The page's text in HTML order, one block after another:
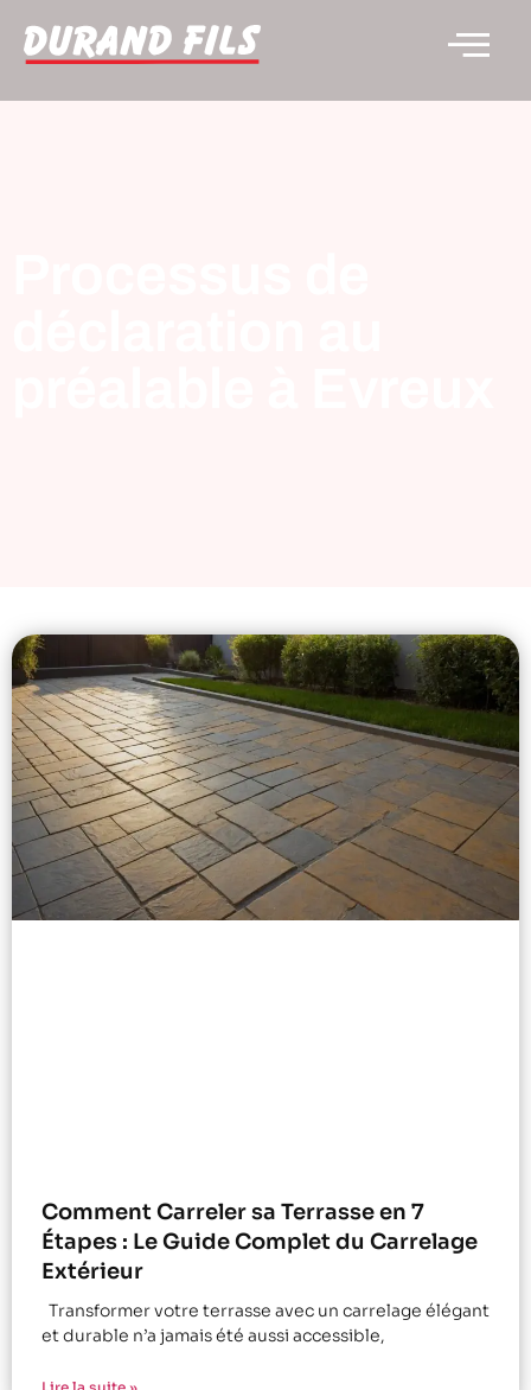
Comment Carreler sa Terrasse en 7
Étapes : Le Guide Complet du Carrelage
Extérieur
Transformer votre terrasse avec un carrelage élégant
et durable n’a jamais été aussi accessible,